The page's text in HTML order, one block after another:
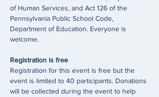
of Human Services, and Act 126 of the
Pennsylvania Public School Code,
Department of Education. Everyone is
welcome.
Registration is free
Registration for this event is free but the
event is limited to 40 participants. Donations
will be collected during the event to help